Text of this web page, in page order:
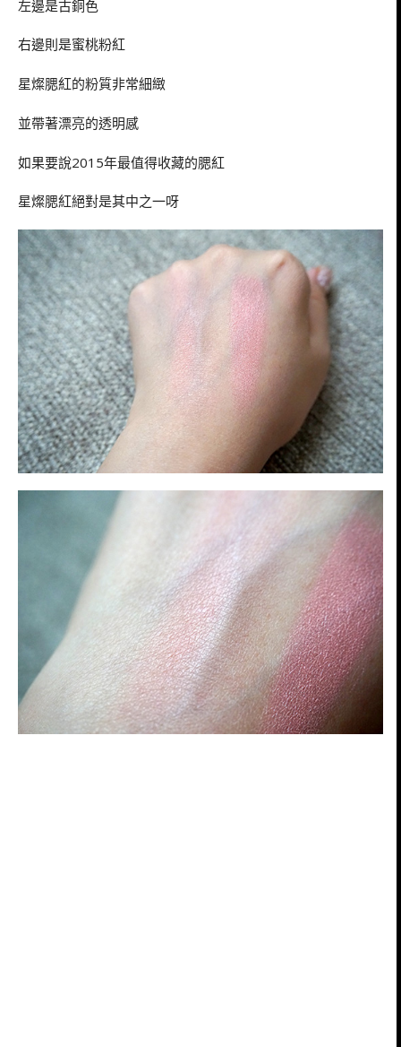
左邊是古銅色
右邊則是蜜桃粉紅
星燦腮紅的粉質非常細緻
並帶著漂亮的透明感
如果要說2015年最值得收藏的腮紅
星燦腮紅絕對是其中之一呀